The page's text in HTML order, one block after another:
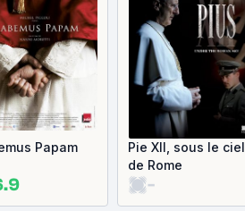
Papam
Pie XII, sous le ciel
de Rome
-